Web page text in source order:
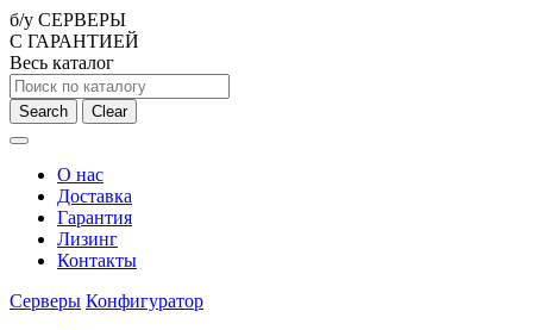
б/у СЕРВЕРЫ
С ГАРАНТИЕЙ
Весь каталог
Search Clear
О нас
Доставка
Гарантия
Лизинг
Контакты
Серверы Конфигуратор